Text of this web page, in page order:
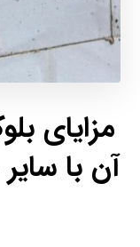
مزایای
آن با